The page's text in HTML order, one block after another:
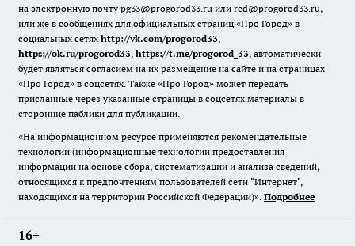
на электронную почту pg33@progorod33.ru или red@progorod33.ru,
или же в сообщениях для официальных страниц «Про Город» в
социальных сетях http://vk.com/progorod33,
https://ok.ru/progorod33, https://t.me/progorod_33, автоматически
будет являться согласием на их размещение на сайте и на страницах
«Про Город» в соцсетях. Также «Про Город» может передать
присланные через указанные страницы в соцсетях материалы в
сторонние паблики для публикации.
«На информационном ресурсе применяются рекомендательные
технологии (информационные технологии предоставления
информации на основе сбора, систематизации и анализа сведений,
относящихся к предпочтениям пользователей сети "Интернет",
находящихся на территории Российской Федерации)». Подробнее
16+